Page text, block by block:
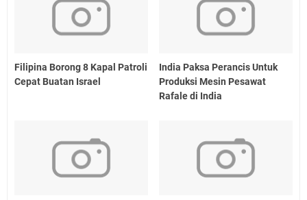
Filipina Borong 8 Kapal Patroli
Cepat Buatan Israel
India Paksa Perancis Untuk
Produksi Mesin Pesawat
Rafale di India